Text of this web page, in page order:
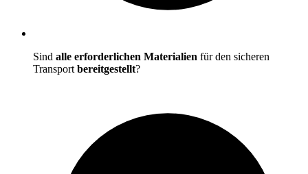
Sind alle erforderlichen Materialien für den sicheren
Transport bereitgestellt?